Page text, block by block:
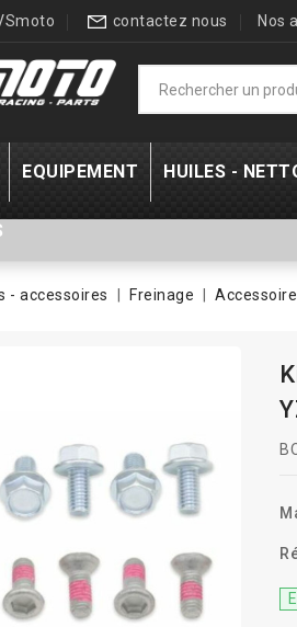
contactez nous Nos
EQUIPEMENT HUILES -
- accessoires Freinage